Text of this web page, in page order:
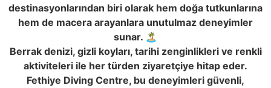
destinasyonlarından biri olarak hem doğa tutkunlarına
hem de macera arayanlara unutulmaz deneyimler
sunar. 🏝️
Berrak denizi, gizli koyları, tarihi zenginlikleri ve renkli
aktiviteleri ile her türden ziyaretçiye hitap eder.
Fethiye Diving Centre, bu deneyimleri güvenli,